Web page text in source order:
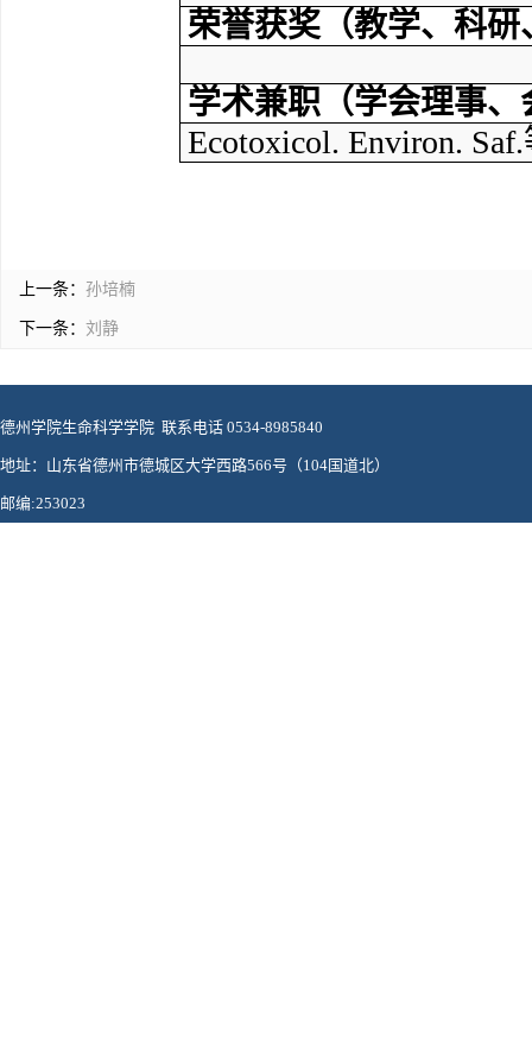
荣誉获奖（教学、科
学术兼职（学会理事
Ecotoxicol. Environ. Saf.
上一条： 孙培楠
下一条： 刘静
德州学院生命科学学院 联系电话 0534-8985840
地址：山东省德州市德城区大学西路566号（104国道北）
邮编:253023